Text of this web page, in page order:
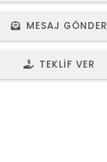
MESAJ GÖNDER
TEKLIF VER